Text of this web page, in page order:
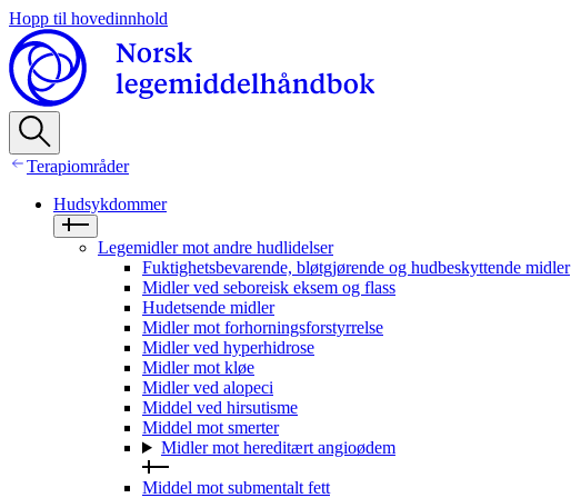
Hopp til hovedinnhold
Terapiområder
Hudsykdommer
Legemidler mot andre hudlidelser
Fuktighetsbevarende, bløtgjørende og hudbeskyttende midler
Midler ved seboreisk eksem og flass
Hudetsende midler
Midler mot forhorningsforstyrrelse
Midler ved hyperhidrose
Midler mot kløe
Midler ved alopeci
Middel ved hirsutisme
Middel mot smerter
Midler mot hereditært angioødem
Middel mot submentalt fett